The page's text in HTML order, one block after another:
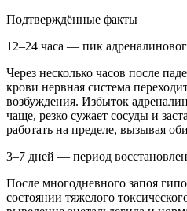
Подтверждённые факты
12–24 часа — пик
Через несколько часов после
крови нервная система
возбуждения. Избыток
чаще, резко сужает сосуды и
работать на пределе, вызывая
3–7 дней — период
После многодневного запоя
состоянии тяжелого